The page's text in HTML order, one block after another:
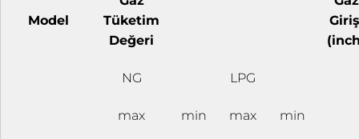
Model
Tüketim
Değeri
NG LPG
max min max min